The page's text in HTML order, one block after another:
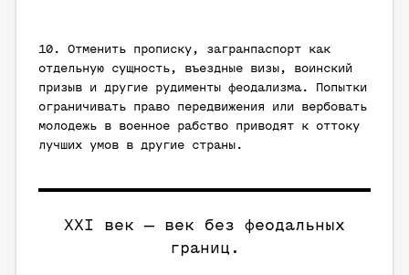
10. Отменить прописку, загранпаспорт как
отдельную сущность, въездные визы, воинский
призыв и другие рудименты феодализма. Попытки
ограничивать право передвижения или вербовать
молодежь в военное рабство приводят к оттоку
лучших умов в другие страны.
XXI век — век без феодальных
границ.